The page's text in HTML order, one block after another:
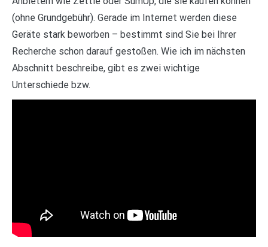
(ohne Grundgebühr). Gerade im Internet werden diese
Geräte stark beworben – bestimmt sind Sie bei Ihrer
Recherche schon darauf gestoßen. Wie ich im nächsten
Abschnitt beschreibe, gibt es zwei wichtige
Unterschiede bzw.